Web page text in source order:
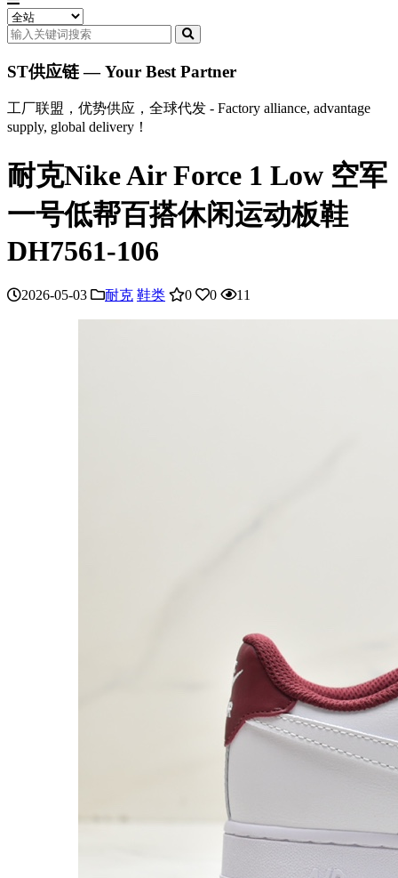
ST供应链 — Your Best Partner
工厂联盟，优势供应，全球代发 - Factory alliance, advantage
supply, global delivery！
耐克Nike Air Force 1 Low 空军
一号低帮百搭休闲运动板鞋
DH7561-106
2026-05-03 耐克 鞋类 0 0 11